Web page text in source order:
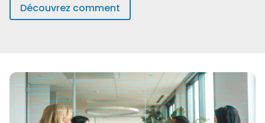
Découvrez comment